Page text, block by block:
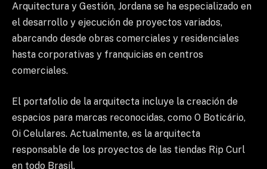
Arquitectura y Gestión, Jordana se ha especializado en
el desarrollo y ejecución de proyectos variados,
abarcando desde obras comerciales y residenciales
hasta corporativas y franquicias en centros
comerciales.
El portafolio de la arquitecta incluye la creación de
espacios para marcas reconocidas, como O Boticário,
Oi Celulares. Actualmente, es la arquitecta
responsable de los proyectos de las tiendas Rip Curl
en todo Brasil.